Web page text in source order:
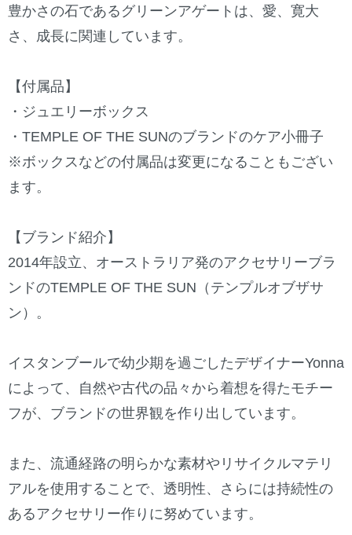
豊かさの石であるグリーンアゲートは、愛、寛大
さ、成長に関連しています。
【付属品】
・ジュエリーボックス
・TEMPLE OF THE SUNのブランドのケア小冊子
※ボックスなどの付属品は変更になることもござい
ます。
【ブランド紹介】
2014年設立、オーストラリア発のアクセサリーブラ
ンドのTEMPLE OF THE SUN（テンプルオブザサ
ン）。
イスタンブールで幼少期を過ごしたデザイナーYonna
によって、自然や古代の品々から着想を得たモチー
フが、ブランドの世界観を作り出しています。
また、流通経路の明らかな素材やリサイクルマテリ
アルを使用することで、透明性、さらには持続性の
あるアクセサリー作りに努めています。